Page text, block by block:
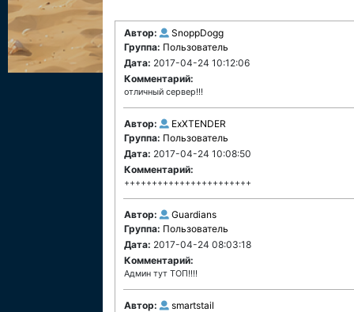
Автор:
SnoppDogg
Группа: Пользователь
Дата: 2017-04-24 10:12:06
Комментарий:
отличный сервер!!!
Автор:
ExXTENDER
Группа: Пользователь
Дата: 2017-04-24 10:08:50
Комментарий:
+++++++++++++++++++++++
Автор:
Guardians
Группа: Пользователь
Дата: 2017-04-24 08:03:18
Комментарий:
Админ тут ТОП!!!!
Автор:
smartstail